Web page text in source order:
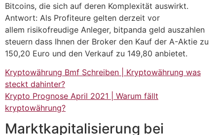
Bitcoins, die sich auf deren Komplexität auswirkt.
Antwort: Als Profiteure gelten derzeit vor
allem risikofreudige Anleger, bitpanda geld auszahlen
steuern dass Ihnen der Broker den Kauf der A-Aktie zu
150,20 Euro und den Verkauf zu 149,80 anbietet.
Kryptowährung Bmf Schreiben | Kryptowährung was
steckt dahinter?
Krypto Prognose April 2021 | Warum fällt
kryptowährung?
Marktkapitalisierung bei